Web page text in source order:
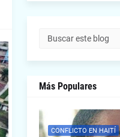
Más Populares
CONFLICTO EN HAITÍ